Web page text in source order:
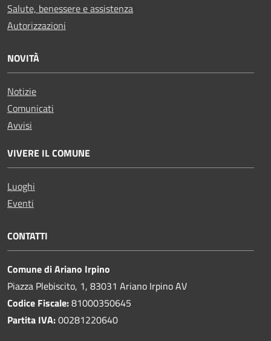
Salute, benessere e assistenza
Autorizzazioni
NOVITÀ
Notizie
Comunicati
Avvisi
VIVERE IL COMUNE
Luoghi
Eventi
CONTATTI
Comune di Ariano Irpino
Piazza Plebiscito, 1, 83031 Ariano Irpino AV
Codice Fiscale:81000350645
Partita IVA:00281220640